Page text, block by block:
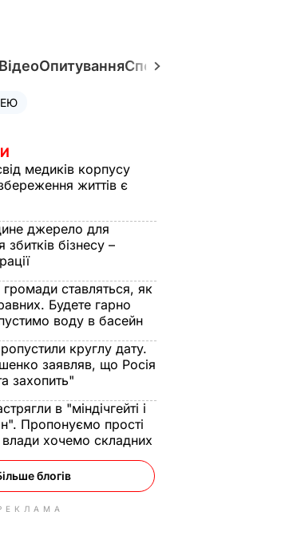
ВідеоОпитуванняСпецпроєкти
медиків корпусу
життів є
джерело для
бізнесу –
ставляться, як
Будете гарно
воду в басейн
круглу дату.
заявляв, що Росія
захопить"
в "міндічгейті і
Пропонуємо прості
влади хочемо складних
блогів